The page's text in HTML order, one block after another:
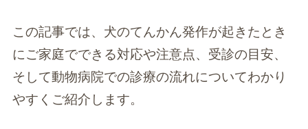
この記事では、犬のてんかん発作が起きたとき
にご家庭でできる対応や注意点、受診の目安、
そして動物病院での診療の流れについてわかり
やすくご紹介します。